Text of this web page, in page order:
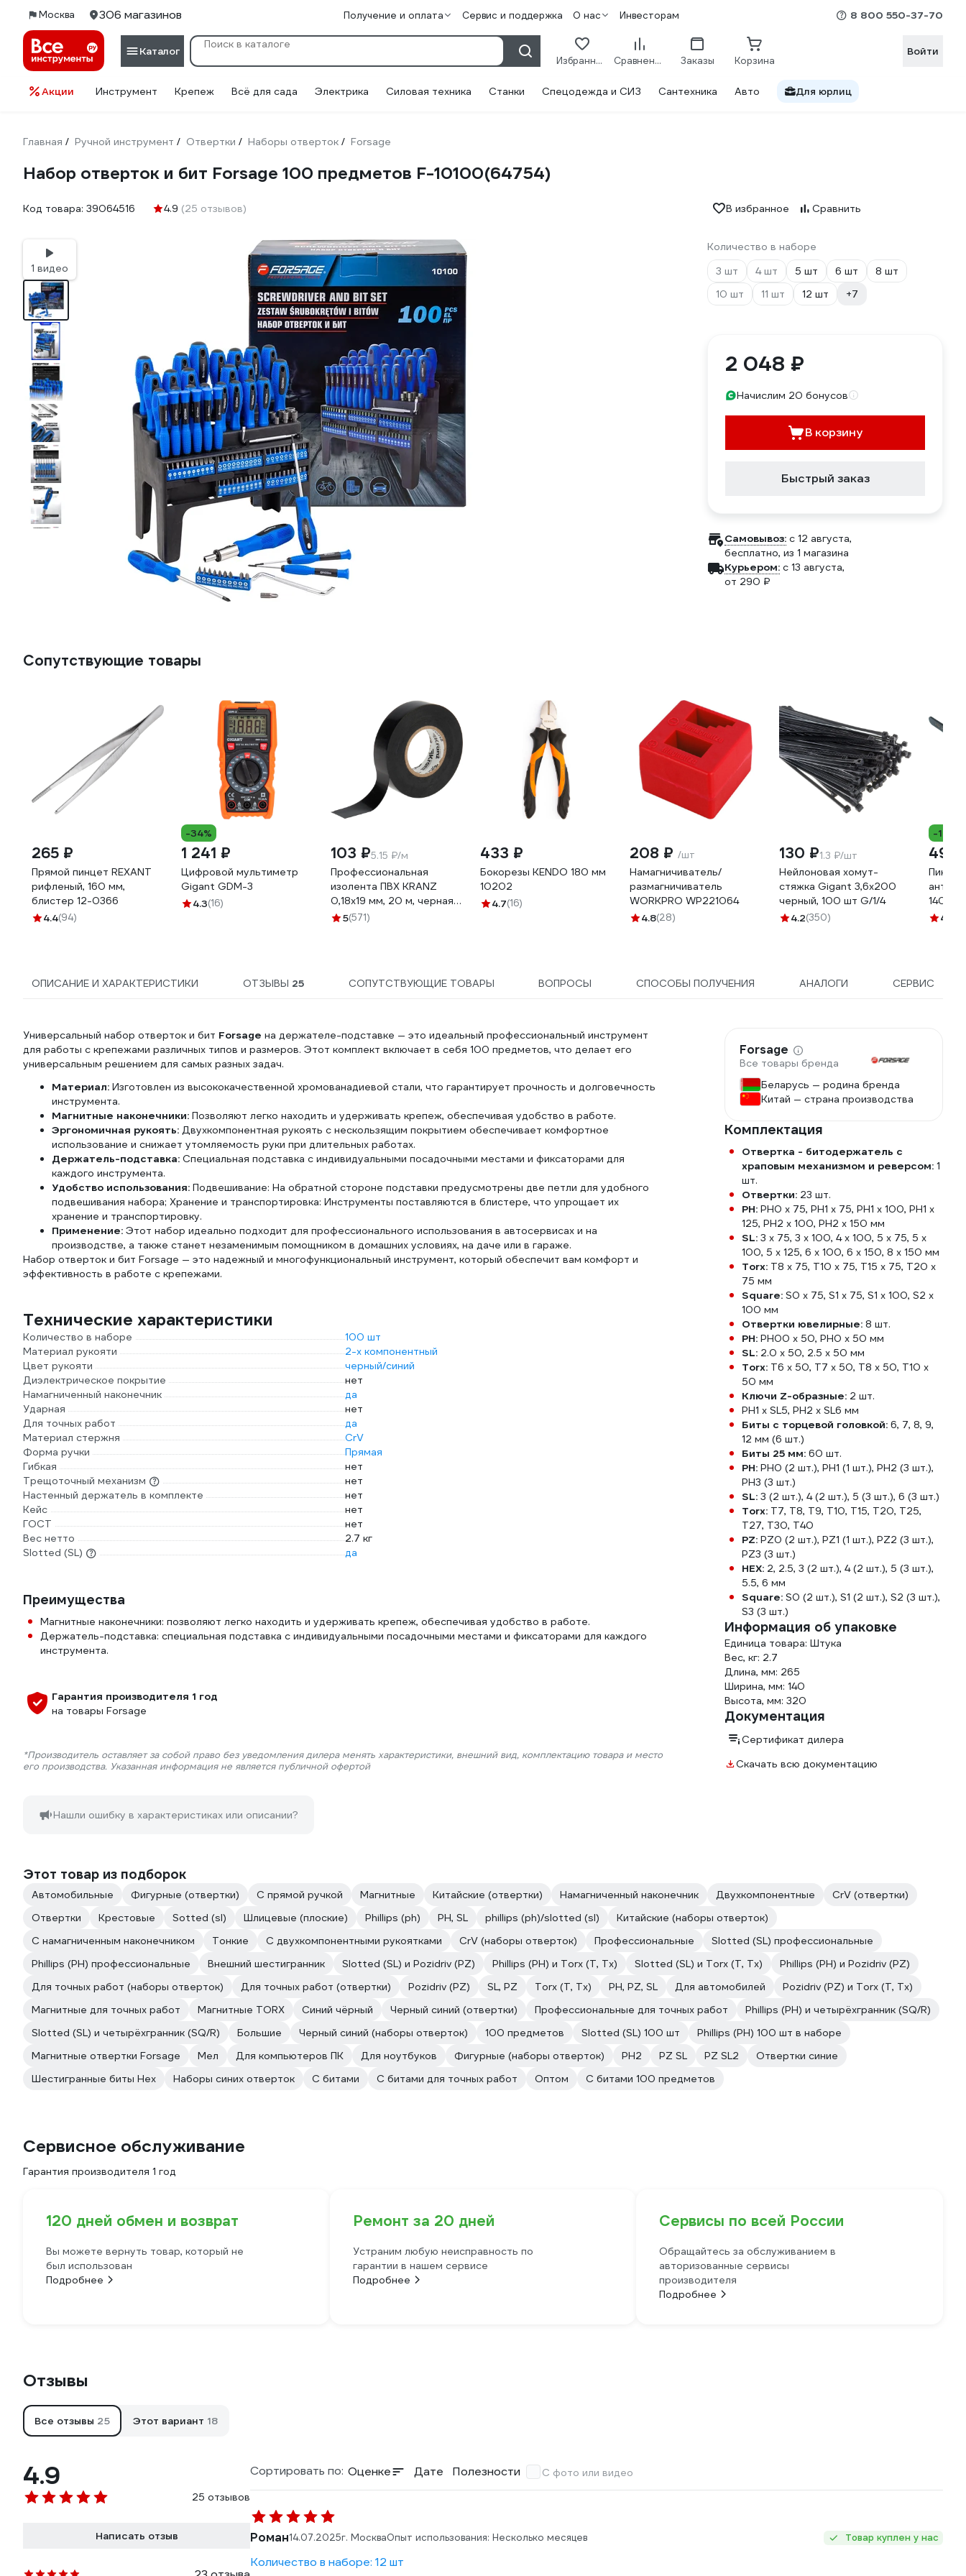
Москва 306 магазинов Получение и оплата Сервис и поддержка О нас Инвесторам 8 800 550-37-70
Каталог
Избранное Сравнение Заказы Корзина
Войти
Акции Инструмент Крепеж Всё для сада Электрика Силовая техника Станки Спецодежда и СИЗ Сантехника Авто Для юрлиц
Главная / Ручной инструмент / Отвертки / Наборы отверток / Forsage
Набор отверток и бит Forsage 100 предметов F-10100(64754)
Код товара: 39064516 4.9 (25 отзывов) В избранное Сравнить
1 видео
Количество в наборе
3 шт
4 шт 5 шт 6 шт
8 шт
10 шт
11 шт 12 шт +7
2 048 ₽
Начислим 20 бонусов
В корзину
Быстрый заказ
Самовывоз: c 12 августа,
бесплатно, из 1 магазина
Курьером: c 13 августа,
от 290 ₽
Сопутствующие товары
265 ₽
Прямой пинцет REXANT
рифленый, 160 мм,
блистер 12-0366
4.4(94)
-34%
1 241 ₽
Цифровой мультиметр
Gigant GDM-3
4.3(16)
103 ₽5.15 ₽/м
Профессиональная
изолента ПВХ KRANZ
0,18х19 мм, 20 м, черная
KR-09-2806
5(571)
433 ₽
Бокорезы KENDO 180 мм
10202
4.7(16)
208 ₽ /шт
Намагничиватель/
размагничиватель
WORKPRO WP221064
4.8(28)
130 ₽1.3 ₽/шт
Нейлоновая хомут-
стяжка Gigant 3,6х200
черный, 100 шт G/1/4
4.2(350)
-10%
495
140мм
092 1
4.9
ОПИСАНИЕ И ХАРАКТЕРИСТИКИ ОТЗЫВЫ 25 СОПУТСТВУЮЩИЕ ТОВАРЫ ВОПРОСЫ СПОСОБЫ ПОЛУЧЕНИЯ АНАЛОГИ СЕРВИС
Универсальный набор отверток и бит Forsage на держателе-подставке — это идеальный профессиональный инструмент
для работы с крепежами различных типов и размеров. Этот комплект включает в себя 100 предметов, что делает его
универсальным решением для самых разных задач.
Материал: Изготовлен из высококачественной хромованадиевой стали, что гарантирует прочность и долговечность
инструмента.
Магнитные наконечники: Позволяют легко находить и удерживать крепеж, обеспечивая удобство в работе.
Эргономичная рукоять: Двухкомпонентная рукоять с нескользящим покрытием обеспечивает комфортное
использование и снижает утомляемость руки при длительных работах.
Держатель-подставка: Специальная подставка с индивидуальными посадочными местами и фиксаторами для
каждого инструмента.
Удобство использования: Подвешивание: На обратной стороне подставки предусмотрены две петли для удобного
подвешивания набора; Хранение и транспортировка: Инструменты поставляются в блистере, что упрощает их
хранение и транспортировку.
Применение: Этот набор идеально подходит для профессионального использования в автосервисах и на
производстве, а также станет незаменимым помощником в домашних условиях, на даче или в гараже.
Набор отверток и бит Forsage — это надежный и многофункциональный инструмент, который обеспечит вам комфорт и
эффективность в работе с крепежами.
Технические характеристики
Количество в наборе
100 шт
Материал рукояти
2-х компонентный
Цвет рукояти
черный/синий
Диэлектрическое покрытие
нет
Намагниченный наконечник
да
Ударная
нет
Для точных работ
да
Материал стержня
CrV
Форма ручки
Прямая
Гибкая
нет
Трещоточный механизм
нет
Настенный держатель в комплекте
нет
Кейс
нет
ГОСТ
нет
Вес нетто
2.7 кг
Slotted (SL)
да
Преимущества
Магнитные наконечники: позволяют легко находить и удерживать крепеж, обеспечивая удобство в работе.
Держатель-подставка: специальная подставка с индивидуальными посадочными местами и фиксаторами для каждого
инструмента.
Гарантия производителя 1 год
на товары Forsage
*Производитель оставляет за собой право без уведомления дилера менять характеристики, внешний вид, комплектацию товара и место
его производства. Указанная информация не является публичной офертой
Нашли ошибку в характеристиках или описании?
Forsage
Все товары бренда
Беларусь — родина бренда
Китай — страна производства
Комплектация
Отвертка - битодержатель с
храповым механизмом и реверсом: 1
шт.
Отвертки: 23 шт.
PH: PH0 x 75, PH1 x 75, PH1 x 100, PH1 x
125, PH2 x 100, PH2 x 150 мм
SL: 3 x 75, 3 x 100, 4 x 100, 5 x 75, 5 x
100, 5 x 125, 6 x 100, 6 x 150, 8 x 150 мм
Torx: T8 x 75, T10 x 75, T15 x 75, T20 x
75 мм
Square: S0 x 75, S1 x 75, S1 x 100, S2 x
100 мм
Отвертки ювелирные: 8 шт.
PH: PH00 x 50, PH0 x 50 мм
SL: 2.0 x 50, 2.5 x 50 мм
Torx: T6 x 50, T7 x 50, T8 x 50, T10 x
50 мм
Ключи Z-образные: 2 шт.
PH1 x SL5, PH2 x SL6 мм
Биты с торцевой головкой: 6, 7, 8, 9,
12 мм (6 шт.)
Биты 25 мм: 60 шт.
PH: PH0 (2 шт.), PH1 (1 шт.), PH2 (3 шт.),
PH3 (3 шт.)
SL: 3 (2 шт.), 4 (2 шт.), 5 (3 шт.), 6 (3 шт.)
Torx: T7, T8, T9, T10, T15, T20, T25,
T27, T30, T40
PZ: PZ0 (2 шт.), PZ1 (1 шт.), PZ2 (3 шт.),
PZ3 (3 шт.)
HEX: 2, 2.5, 3 (2 шт.), 4 (2 шт.), 5 (3 шт.),
5.5, 6 мм
Square: S0 (2 шт.), S1 (2 шт.), S2 (3 шт.),
S3 (3 шт.)
Информация об упаковке
Единица товара: Штука
Вес, кг: 2.7
Длина, мм: 265
Ширина, мм: 140
Высота, мм: 320
Документация
Сертификат дилера
Скачать всю документацию
Этот товар из подборок
Автомобильные Фигурные (отвертки) С прямой ручкой Магнитные Китайские (отвертки) Намагниченный наконечник Двухкомпонентные
CrV (отвертки)
Отвертки
Крестовые Sotted (sl) Шлицевые (плоские) Phillips (ph) PH, SL phillips (ph)/slotted (sl)
Китайские (наборы отверток)
C намагниченным наконечником
Тонкие С двухкомпонентными рукоятками CrV (наборы отверток) Профессиональные
Slotted (SL) профессиональные
Phillips (PH) профессиональные
Внешний шестигранник Slotted (SL) и Pozidriv (PZ) Phillips (PH) и Torx (T, Tx) Slotted (SL) и Torx (T, Tx)
Phillips (PH) и Pozidriv (PZ)
Для точных работ (наборы отверток)
Для точных работ (отвертки) Pozidriv (PZ) SL, PZ Torx (T, Tx) PH, PZ, SL Для автомобилей
Pozidriv (PZ) и Torx (T, Tx)
Магнитные для точных работ
Магнитные TORX Синий чёрный Черный синий (отвертки) Профессиональные для точных работ
Phillips (PH) и четырёхгранник (SQ/R)
Slotted (SL) и четырёхгранник (SQ/R)
Большие Черный синий (наборы отверток) 100 предметов Slotted (SL) 100 шт
Phillips (PH) 100 шт в наборе
Магнитные отвертки Forsage
Мел Для компьютеров ПК Для ноутбуков Фигурные (наборы отверток) PH2 PZ SL PZ SL2
Отвертки синие
Шестигранные биты Hex
Наборы синих отверток С битами С битами для точных работ Оптом С битами 100 предметов
Сервисное обслуживание
Гарантия производителя 1 год
120 дней обмен и возврат
Вы можете вернуть товар, который не
был использован
Подробнее
Ремонт за 20 дней
Устраним любую неисправность по
гарантии в нашем сервисе
Подробнее
Сервисы по всей России
Обращайтесь за обслуживанием в
авторизованные сервисы
производителя
Подробнее
Отзывы
Все отзывы 25 Этот вариант 18
4.9
25 отзывов
Написать отзыв
Сортировать по: Оценке Дате Полезности С фото или видео
Роман14.07.2025г. МоскваОпыт использования: Несколько месяцев Товар куплен у нас
Количество в наборе: 12 шт